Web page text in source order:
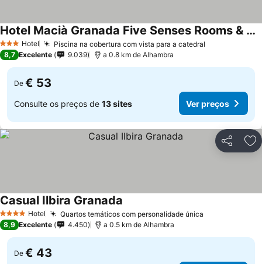
3 EstrelasHotel Piscina na cobertura com vista para a catedral
Hotel Macià Granada Five Senses Rooms & Suites
8,7 Excelente 9.039 a 0.8 km de Alhambra
De € 53
Consulte os preços de 13 sites Ver preços
Partilhar
4 EstrelasHotel Quartos temáticos com personalidade única
Casual Ilbira Granada
8,9 Excelente 4.450 a 0.5 km de Alhambra
De € 43